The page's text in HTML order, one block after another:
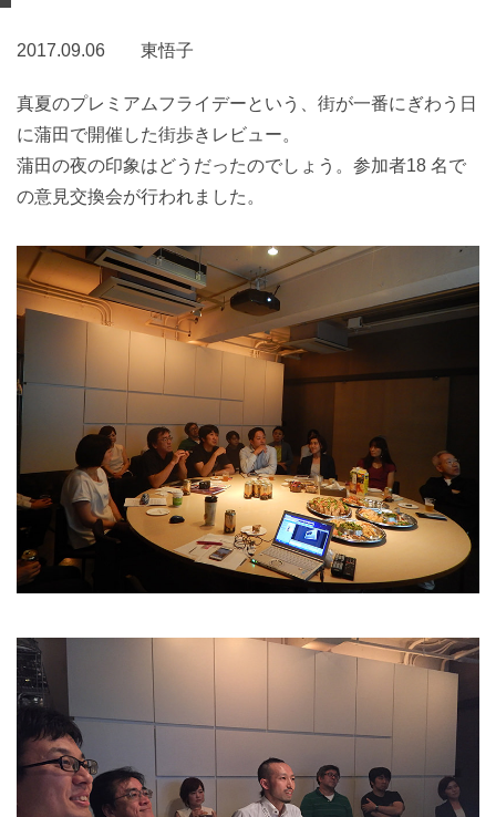
2017.09.06 東悟子
真夏のプレミアムフライデーという、街が一番にぎわう日
に蒲田で開催した街歩きレビュー。
蒲田の夜の印象はどうだったのでしょう。参加者18 名で
の意見交換会が行われました。